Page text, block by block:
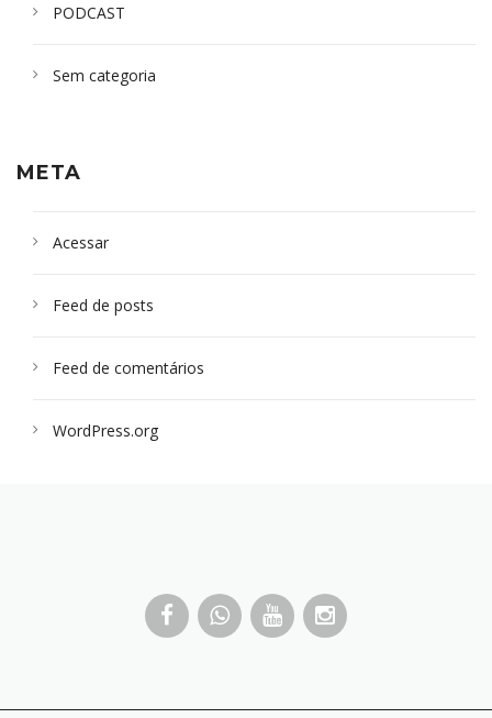
PODCAST
Sem categoria
META
Acessar
Feed de posts
Feed de comentários
WordPress.org